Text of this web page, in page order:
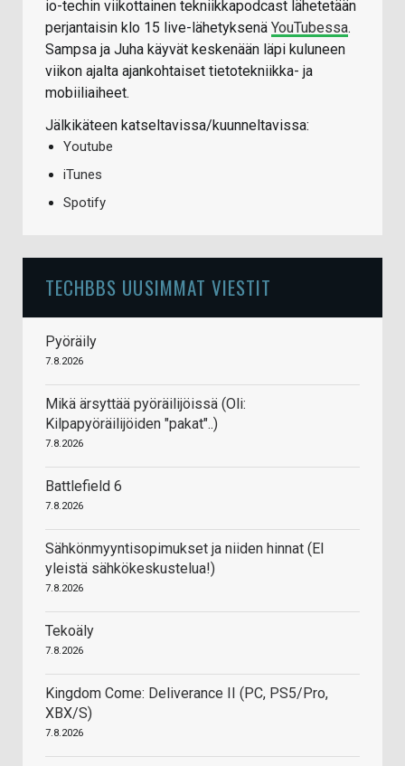
io-techin viikottainen tekniikkapodcast lähetetään
perjantaisin klo 15 live-lähetyksenä YouTubessa.
Sampsa ja Juha käyvät keskenään läpi kuluneen
viikon ajalta ajankohtaiset tietotekniikka- ja
mobiiliaiheet.
Jälkikäteen katseltavissa/kuunneltavissa:
Youtube
iTunes
Spotify
TECHBBS UUSIMMAT VIESTIT
Pyöräily
7.8.2026
Mikä ärsyttää pyöräilijöissä (Oli:
Kilpapyöräilijöiden "pakat"..)
7.8.2026
Battlefield 6
7.8.2026
Sähkönmyyntisopimukset ja niiden hinnat (EI
yleistä sähkökeskustelua!)
7.8.2026
Tekoäly
7.8.2026
Kingdom Come: Deliverance II (PC, PS5/Pro,
XBX/S)
7.8.2026